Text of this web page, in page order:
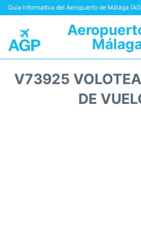
Guía Informativa del Aeropuerto de Málaga
V73925
DE